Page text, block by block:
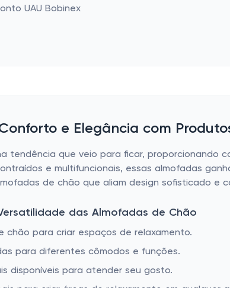
e Elegância com
tendência que veio para ficar, proporcionando
e multifuncionais, essas almofadas
de chão que aliam design sofisticado e
das Almofadas de Chão
chão para criar espaços de relaxamento.
para diferentes cômodos e funções.
disponíveis para atender seu gosto.